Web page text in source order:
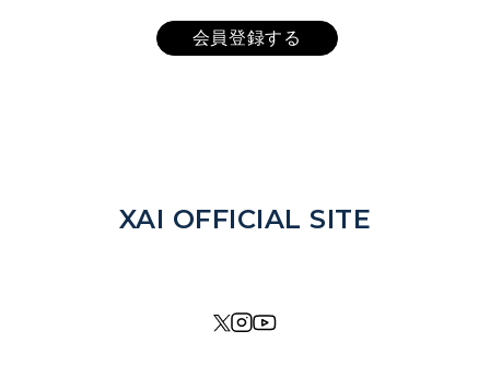
会員登録する
NEWS
DISCOGRAPHY
XAI OFFICIAL SITE